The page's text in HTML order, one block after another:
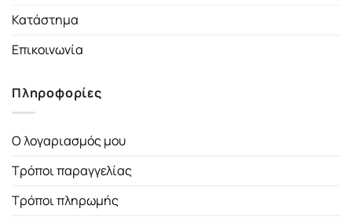
Κατάστημα
Επικοινωνία
Πληροφορίες
Ο λογαριασμός μου
Τρόποι παραγγελίας
Τρόποι πληρωμής